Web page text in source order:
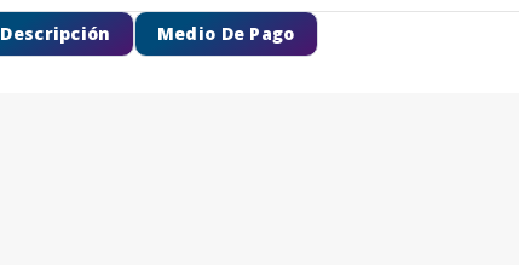
Descripción Medio De Pago